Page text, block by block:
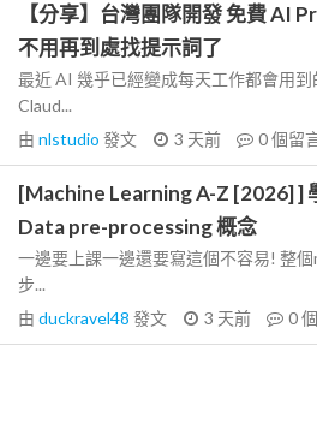
【分享】台灣團隊開發 免費 AI
不用再到處找提示詞了
最近 AI 幾乎已經變成每天工作都會用
Claud...
由 nlstudio 發文 3 天前 0個留
[Machine Learning A-Z [2026] ]
Data pre-processing 概念
一邊要上課一邊還要寫這個不容易! 整
步...
由 duckravel48 發文 3 天前 0